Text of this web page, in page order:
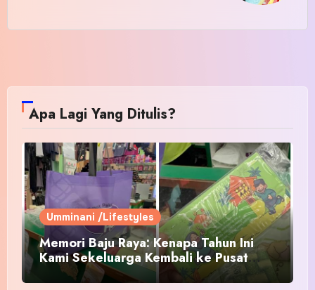
Apa Lagi Yang Ditulis?
Umminani /Lifestyles
Memori Baju Raya: Kenapa Tahun Ini
Kami Sekeluarga Kembali ke Pusat
Pakaian Hari-Hari?